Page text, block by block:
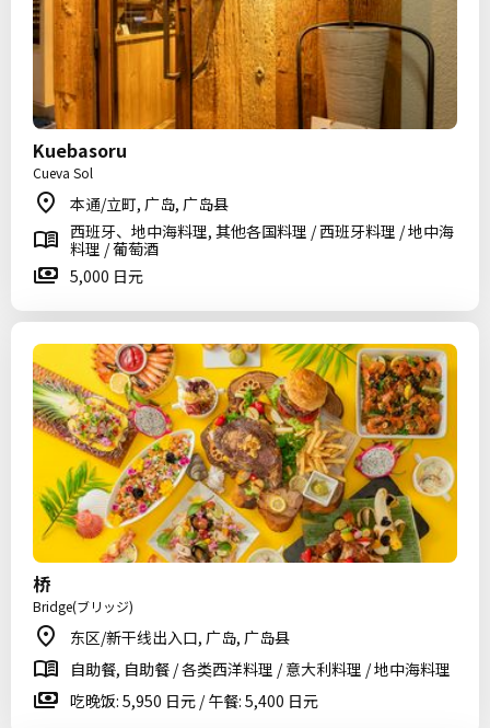
Kuebasoru
Cueva Sol
本通/立町, 广岛, 广岛县
西班牙、地中海料理, 其他各国料理 / 西班牙料理 / 地中海
料理 / 葡萄酒
5,000 日元
桥
Bridge(ブリッジ)
东区/新干线出入口, 广岛, 广岛县
自助餐, 自助餐 / 各类西洋料理 / 意大利料理 / 地中海料理
吃晚饭: 5,950 日元 / 午餐: 5,400 日元